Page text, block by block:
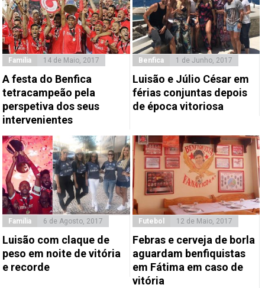
Família 14 de Maio, 2017
A festa do Benfica
tetracampeão pela
perspetiva dos seus
intervenientes
Benfica 1 de Junho, 2017
Luisão e Júlio César em
férias conjuntas depois
de época vitoriosa
Família 6 de Agosto, 2017
Luisão com claque de
peso em noite de vitória
e recorde
Futebol 12 de Maio, 2017
Febras e cerveja de borla
aguardam benfiquistas
em Fátima em caso de
vitória